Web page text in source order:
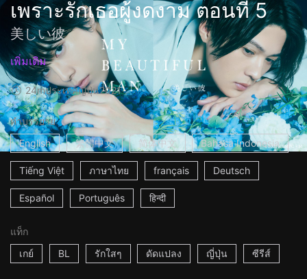
เพราะรักเธอผู้งดงาม ตอนที่ 5
美しい彼
เพิ่มเติม
24mประเทศญี่ปุ่น2021
คำบรรยาย
English
繁體中文 简体中文 Bahasa Indonesia
Tiếng Việt ภาษาไทย français Deutsch
Español Português हिन्दी
แท็ก
เกย์
BL รักใสๆ ดัดแปลง ญี่ปุ่น ซีรีส์